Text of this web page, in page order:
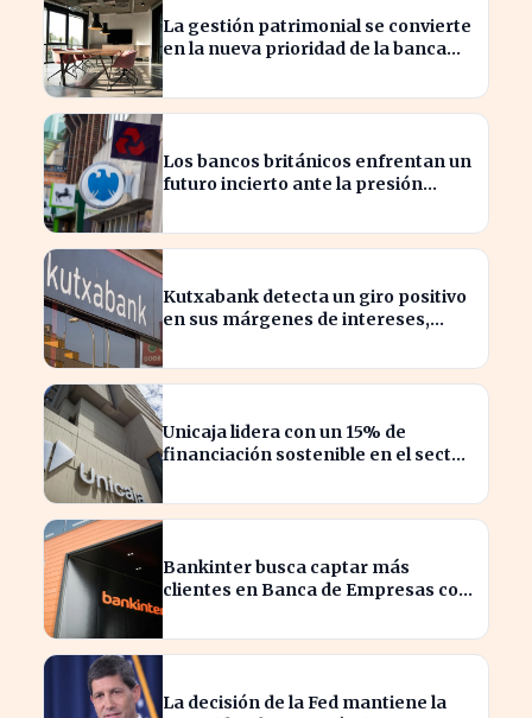
La gestión patrimonial se convierte
en la nueva prioridad de la banca
Los bancos británicos enfrentan un
futuro incierto ante la presión
Kutxabank detecta un giro positivo
en sus márgenes de intereses,
Unicaja lidera con un 15% de
financiación sostenible en el sector
Bankinter busca captar más
clientes en Banca de Empresas con
La decisión de la Fed mantiene la